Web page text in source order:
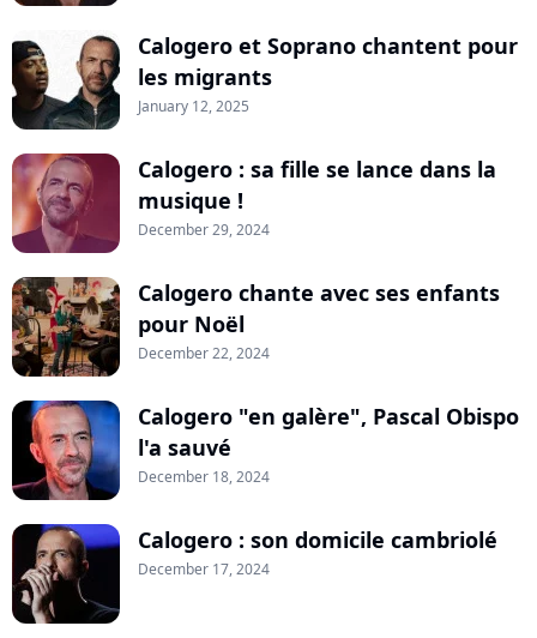
Calogero et Soprano chantent pour
les migrants
January 12, 2025
Calogero : sa fille se lance dans la
musique !
December 29, 2024
Calogero chante avec ses enfants
pour Noël
December 22, 2024
Calogero "en galère", Pascal Obispo
l'a sauvé
December 18, 2024
Calogero : son domicile cambriolé
December 17, 2024